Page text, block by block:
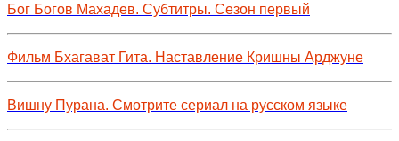
Бог Богов Махадев. Субтитры. Сезон первый
Фильм Бхагават Гита. Наставление Кришны Арджуне
Вишну Пурана. Смотрите сериал на русском языке